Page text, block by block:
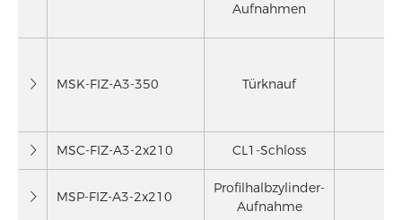
Aufnahmen
MSK-FIZ-A3-350 Türknauf
MSC-FIZ-A3-2x210 CL1-Schloss
MSP-FIZ-A3-2x210
Profilhalbzylinder-
Aufnahme